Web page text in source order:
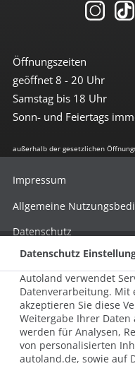
Öffnungszeiten
geöffnet 8 - 20 Uhr
Samstag bis 18 Uhr
Sonn- und Feiertags
außerhalb der gesetzlichen
© 2026 AUTOLAND 24 SE & Co. Betriebs
Werner-von-Siemens-Str. 2, 06796
Impressum
Allgemeine
Datenschutz
Hinweisgebersystem nach
Beschwerde nach LkSG
Grundsatzerklärung zum
Datenschutz
Autoland verwendet
Datenverarbeitung. Mit
akzeptieren Sie diese
Weitergabe Ihrer
werden für Analysen,
von personalisierten
autoland.de, sowie auf